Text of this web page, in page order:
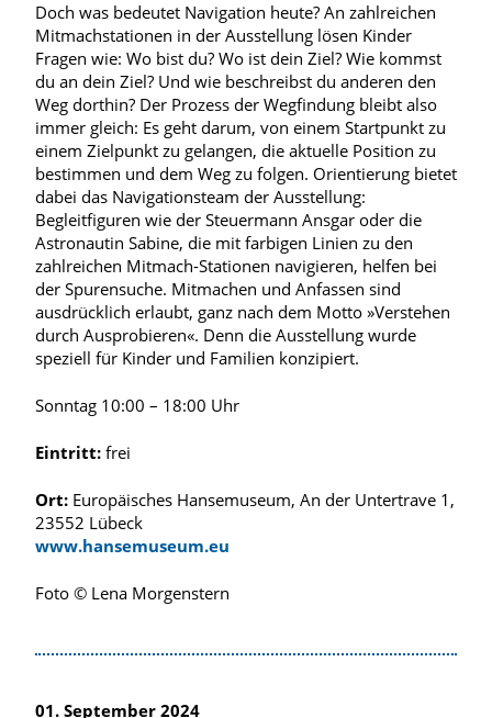
Doch was bedeutet Navigation heute? An zahlreichen
Mitmachstationen in der Ausstellung lösen Kinder
Fragen wie: Wo bist du? Wo ist dein Ziel? Wie kommst
du an dein Ziel? Und wie beschreibst du anderen den
Weg dorthin? Der Prozess der Wegfindung bleibt also
immer gleich: Es geht darum, von einem Startpunkt zu
einem Zielpunkt zu gelangen, die aktuelle Position zu
bestimmen und dem Weg zu folgen. Orientierung bietet
dabei das Navigationsteam der Ausstellung:
Begleitfiguren wie der Steuermann Ansgar oder die
Astronautin Sabine, die mit farbigen Linien zu den
zahlreichen Mitmach-Stationen navigieren, helfen bei
der Spurensuche. Mitmachen und Anfassen sind
ausdrücklich erlaubt, ganz nach dem Motto »Verstehen
durch Ausprobieren«. Denn die Ausstellung wurde
speziell für Kinder und Familien konzipiert.
Sonntag 10:00 – 18:00 Uhr
Eintritt: frei
Ort: Europäisches Hansemuseum, An der Untertrave 1,
23552 Lübeck
www.hansemuseum.eu
Foto © Lena Morgenstern
01. September 2024